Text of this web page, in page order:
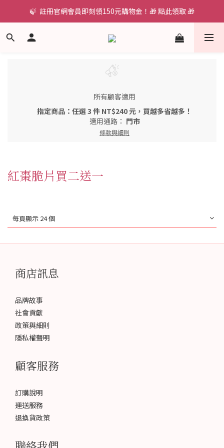
🍃  註冊官網會員即刻領150元購物金！🎁 點此領取 🎁
所有顧客適用
指定商品：任選 3 件 NT$240 元，買越多省越多！
適用通路： 門市
條款與細則
紅棗脆片買二送一
每頁顯示 24 個
商店訊息
品牌故事
社會貢獻
政策與細則
隱私權聲明
顧客服務
訂購說明
運送服務
退換貨政策